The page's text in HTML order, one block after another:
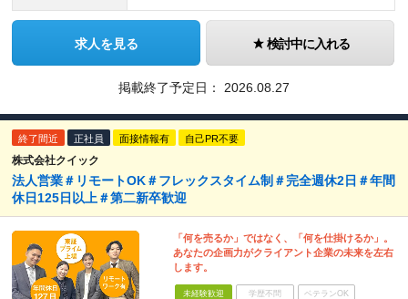
求人を見る 検討中に入れる
掲載終了予定日： 2026.08.27
終了間近 正社員 面接情報有 自己PR不要
株式会社クイック
法人営業＃リモートOK＃フレックスタイム制＃完全週休2日＃年間
休日125日以上＃第二新卒歓迎
「何を売るか」ではなく、「何を仕掛けるか」。
あなたの企画力がクライアント企業の未来を左右
します。
未経験歓迎 学歴不問 ベテランOK